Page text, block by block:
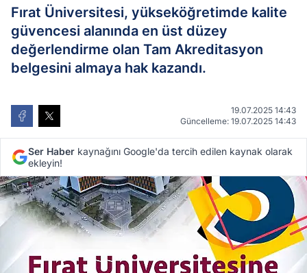
Fırat Üniversitesi, yükseköğretimde kalite
güvencesi alanında en üst düzey
değerlendirme olan Tam Akreditasyon
belgesini almaya hak kazandı.
19.07.2025 14:43
Güncelleme: 19.07.2025 14:43
Ser Haber kaynağını Google'da tercih edilen kaynak olarak
ekleyin!